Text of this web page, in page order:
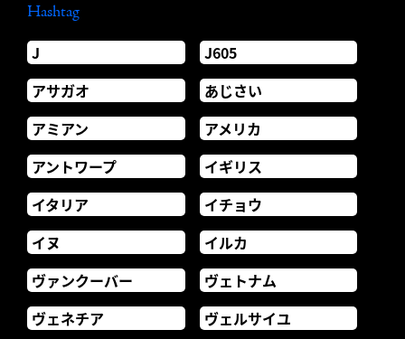
Hashtag
J
J605
アサガオ
あじさい
アミアン
アメリカ
アントワープ
イギリス
イタリア
イチョウ
イヌ
イルカ
ヴァンクーバー
ヴェトナム
ヴェネチア
ヴェルサイユ